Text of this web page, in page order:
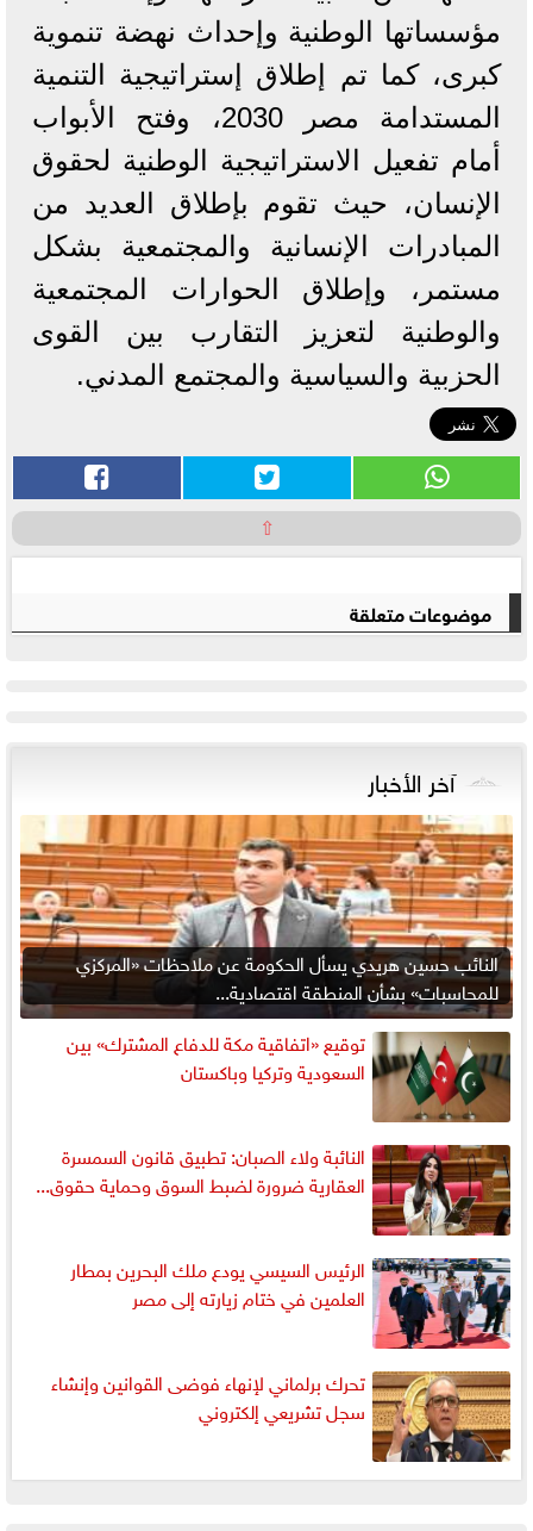
مؤسساتها الوطنية وإحداث نهضة تنموية
كبرى، كما تم إطلاق إستراتيجية التنمية
المستدامة مصر 2030، وفتح الأبواب
أمام تفعيل الاستراتيجية الوطنية لحقوق
الإنسان، حيث تقوم بإطلاق العديد من
المبادرات الإنسانية والمجتمعية بشكل
مستمر، وإطلاق الحوارات المجتمعية
والوطنية لتعزيز التقارب بين القوى
الحزبية والسياسية والمجتمع المدني.
⇧
موضوعات متعلقة
آخر الأخبار
النائب حسين هريدي يسأل الحكومة عن ملاحظات «المركزي
للمحاسبات» بشأن المنطقة اقتصادية...
توقيع «اتفاقية مكة للدفاع المشترك» بين
السعودية وتركيا وباكستان
النائبة ولاء الصبان: تطبيق قانون السمسرة
العقارية ضرورة لضبط السوق وحماية حقوق...
الرئيس السيسي يودع ملك البحرين بمطار
العلمين في ختام زيارته إلى مصر
تحرك برلماني لإنهاء فوضى القوانين وإنشاء
سجل تشريعي إلكتروني